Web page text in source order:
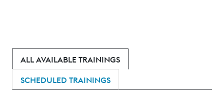
ALL AVAILABLE TRAININGS
SCHEDULED TRAININGS